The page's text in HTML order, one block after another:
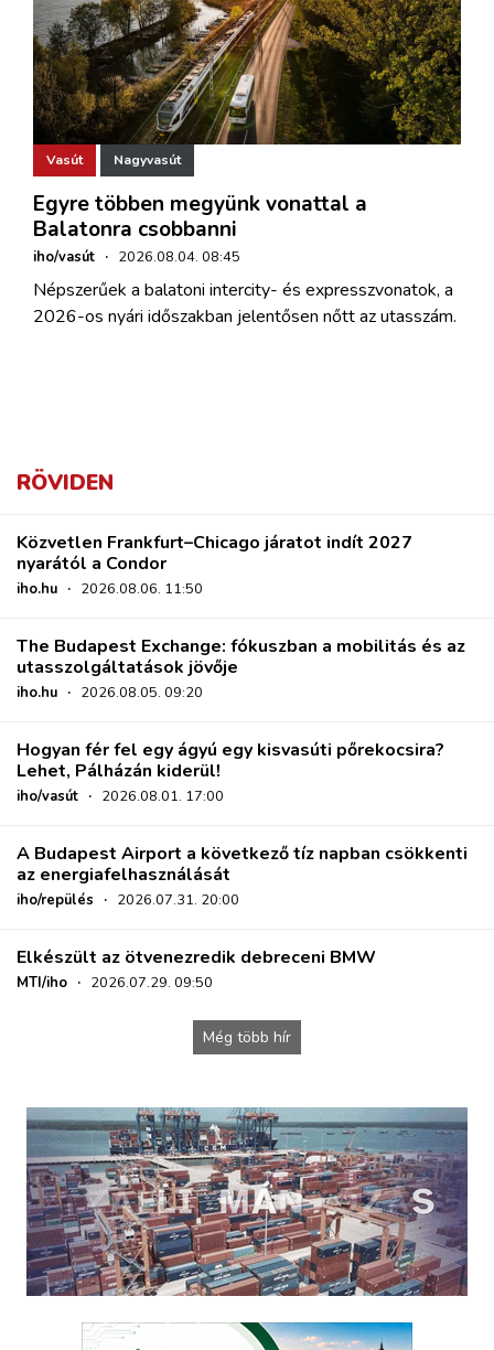
Vasút Nagyvasút
Egyre többen megyünk vonattal a
Balatonra csobbanni
iho/vasút · 2026.08.04. 08:45
Népszerűek a balatoni intercity- és expresszvonatok, a
2026-os nyári időszakban jelentősen nőtt az utasszám.
RÖVIDEN
Közvetlen Frankfurt–Chicago járatot indít 2027
nyarától a Condor
iho.hu · 2026.08.06. 11:50
The Budapest Exchange: fókuszban a mobilitás és az
utasszolgáltatások jövője
iho.hu · 2026.08.05. 09:20
Hogyan fér fel egy ágyú egy kisvasúti pőrekocsira?
Lehet, Pálházán kiderül!
iho/vasút · 2026.08.01. 17:00
A Budapest Airport a következő tíz napban csökkenti
az energiafelhasználását
iho/repülés · 2026.07.31. 20:00
Elkészült az ötvenezredik debreceni BMW
MTI/iho · 2026.07.29. 09:50
Még több hír